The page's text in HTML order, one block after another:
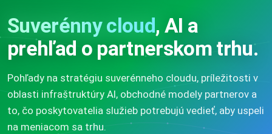
Suverénny cloud, AI a
prehľad o partnerskom trhu.
Pohľady na stratégiu suverénneho cloudu, príležitosti v
oblasti infraštruktúry AI, obchodné modely partnerov a
to, čo poskytovatelia služieb potrebujú vedieť, aby uspeli
na meniacom sa trhu.